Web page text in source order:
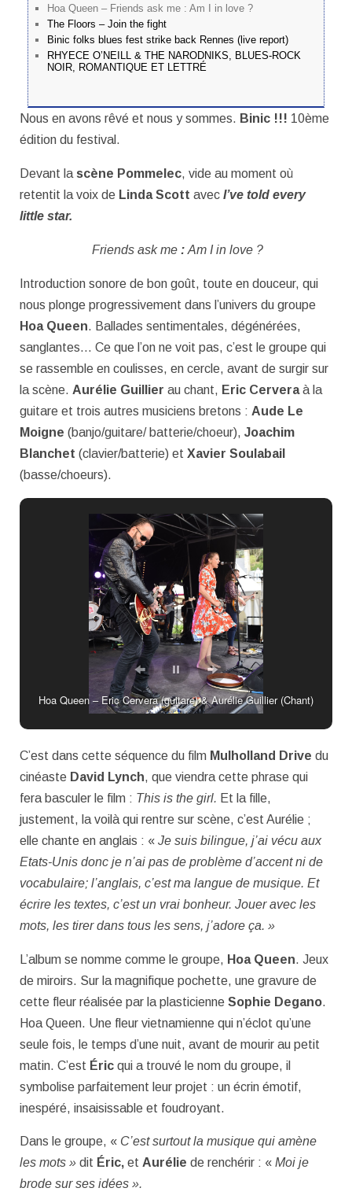
Hoa Queen – Friends ask me : Am I in love ?
The Floors – Join the fight
Binic folks blues fest strike back Rennes (live report)
RHYECE O’NEILL & THE NARODNIKS, BLUES-ROCK
NOIR, ROMANTIQUE ET LETTRÉ
Nous en avons rêvé et nous y sommes. Binic !!! 10ème
édition du festival.
Devant la scène Pommelec, vide au moment où
retentit la voix de Linda Scott avec I’ve told every
little star.
Friends ask me : Am I in love ?
Introduction sonore de bon goût, toute en douceur, qui
nous plonge progressivement dans l’univers du groupe
Hoa Queen. Ballades sentimentales, dégénérées,
sanglantes… Ce que l’on ne voit pas, c’est le groupe qui
se rassemble en coulisses, en cercle, avant de surgir sur
la scène. Aurélie Guillier au chant, Eric Cerveraà la
guitare et trois autres musiciens bretons : Aude Le
Moigne (banjo/guitare/ batterie/choeur), Joachim
Blanchet (clavier/batterie) et Xavier Soulabail
(basse/choeurs).
Hoa Queen – Eric Cervera (guitare) & Aurélie Guillier (Chant)
C’est dans cette séquence du film Mulholland Drive du
cinéaste David Lynch, que viendra cette phrase qui
fera basculer le film : This is the girl. Et la fille,
justement, la voilà qui rentre sur scène, c’est Aurélie ;
elle chante en anglais : « Je suis bilingue, j’ai vécu aux
Etats-Unis donc je n’ai pas de problème d’accent ni de
vocabulaire; l’anglais, c’est ma langue de musique. Et
écrire les textes, c’est un vrai bonheur. Jouer avec les
mots, les tirer dans tous les sens, j’adore ça. »
L’album se nomme comme le groupe, Hoa Queen. Jeux
de miroirs. Sur la magnifique pochette, une gravure de
cette fleur réalisée par la plasticienne Sophie Degano.
Hoa Queen. Une fleur vietnamienne qui n’éclot qu’une
seule fois, le temps d’une nuit, avant de mourir au petit
matin. C’est Éric qui a trouvé le nom du groupe, il
symbolise parfaitement leur projet : un écrin émotif,
inespéré, insaisissable et foudroyant.
Dans le groupe, « C’est surtout la musique qui amène
les mots » dit Éric, et Aurélie de renchérir : « Moi je
brode sur ses idées ».